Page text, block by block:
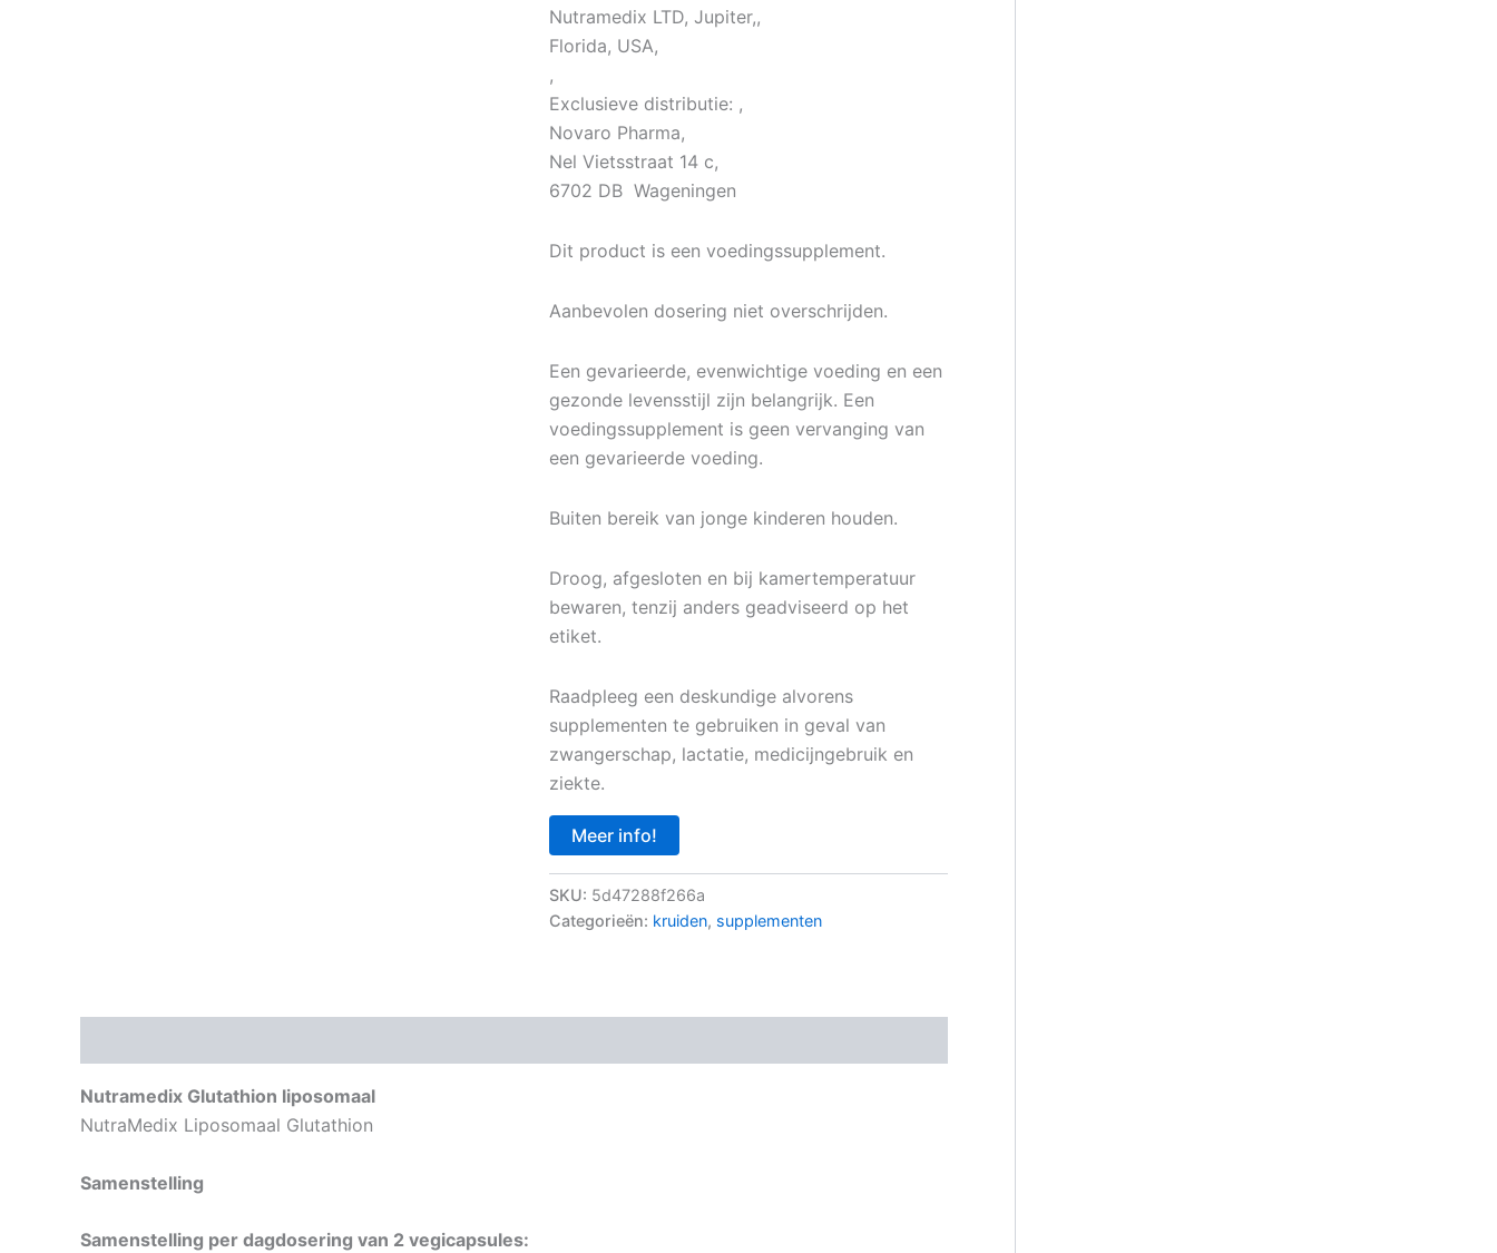
Nutramedix LTD, Jupiter,,
Florida, USA,
,
Exclusieve distributie: ,
Novaro Pharma,
Nel Vietsstraat 14 c,
6702 DB Wageningen
Dit product is een voedingssupplement.
Aanbevolen dosering niet overschrijden.
Een gevarieerde, evenwichtige voeding en een
gezonde levensstijl zijn belangrijk. Een
voedingssupplement is geen vervanging van
een gevarieerde voeding.
Buiten bereik van jonge kinderen houden.
Droog, afgesloten en bij kamertemperatuur
bewaren, tenzij anders geadviseerd op het
etiket.
Raadpleeg een deskundige alvorens
supplementen te gebruiken in geval van
zwangerschap, lactatie, medicijngebruik en
ziekte.
Meer info!
SKU: 5d47288f266a
Categorieën: kruiden, supplementen
Nutramedix Glutathion liposomaal
NutraMedix Liposomaal Glutathion
Samenstelling
Samenstelling per dagdosering van 2 vegicapsules: